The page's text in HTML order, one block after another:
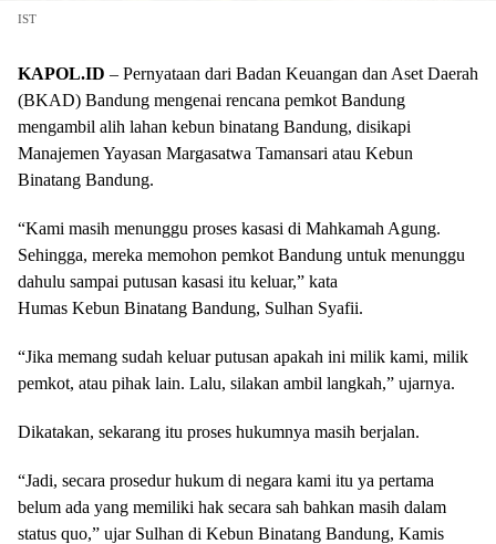
IST
KAPOL.ID – Pernyataan dari Badan Keuangan dan Aset Daerah
(BKAD) Bandung mengenai rencana pemkot Bandung
mengambil alih lahan kebun binatang Bandung, disikapi
Manajemen Yayasan Margasatwa Tamansari atau Kebun
Binatang Bandung.
“Kami masih menunggu proses kasasi di Mahkamah Agung.
Sehingga, mereka memohon pemkot Bandung untuk menunggu
dahulu sampai putusan kasasi itu keluar,” kata
Humas Kebun Binatang Bandung, Sulhan Syafii.
“Jika memang sudah keluar putusan apakah ini milik kami, milik
pemkot, atau pihak lain. Lalu, silakan ambil langkah,” ujarnya.
Dikatakan, sekarang itu proses hukumnya masih berjalan.
“Jadi, secara prosedur hukum di negara kami itu ya pertama
belum ada yang memiliki hak secara sah bahkan masih dalam
status quo,” ujar Sulhan di Kebun Binatang Bandung, Kamis